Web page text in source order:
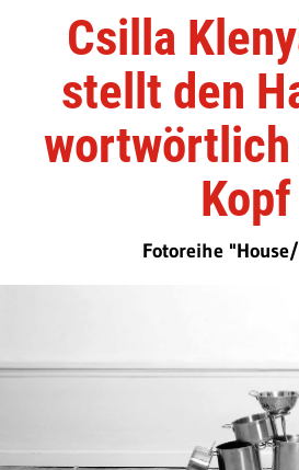
Csilla
stellt den
wortwörtlich
Kopf
Fotoreihe